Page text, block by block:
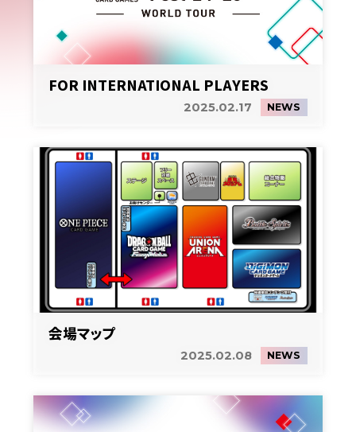
FOR INTERNATIONAL PLAYERS
2025.02.17 NEWS
会場マップ
2025.02.08 NEWS